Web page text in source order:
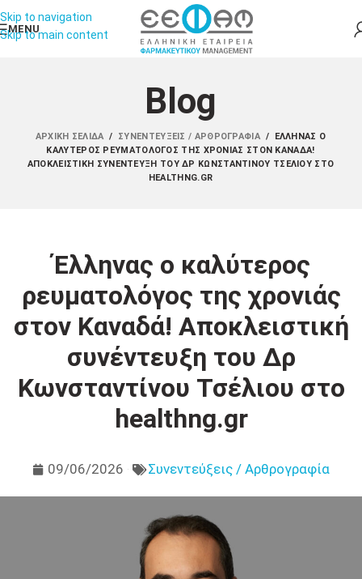
Skip to navigation
Skip to main content
MENU
Blog
ΑΡΧΙΚΉ ΣΕΛΊΔΑ / ΣΥΝΕΝΤΕΎΞΕΙΣ / ΑΡΘΡΟΓΡΑΦΊΑ /
ΈΛΛΗΝΑΣ Ο
ΚΑΛΎΤΕΡΟΣ ΡΕΥΜΑΤΟΛΌΓΟΣ ΤΗΣ ΧΡΟΝΙΆΣ ΣΤΟΝ ΚΑΝΑΔΆ!
ΑΠΟΚΛΕΙΣΤΙΚΉ ΣΥΝΈΝΤΕΥΞΗ ΤΟΥ ΔΡ ΚΩΝΣΤΑΝΤΊΝΟΥ ΤΣΈΛΙΟΥ ΣΤΟ
HEALTHNG.GR
Έλληνας ο καλύτερος
ρευματολόγος της χρονιάς
στον Καναδά! Αποκλειστική
συνέντευξη του Δρ
Κωνσταντίνου Τσέλιου στο
healthng.gr
09/06/2026 Συνεντεύξεις / Αρθρογραφία